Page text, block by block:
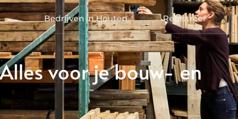
Bedrijven in Houten Registreer
voor je bouw- en